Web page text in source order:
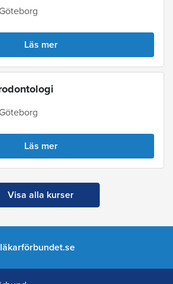
Göteborg
Läs mer
Göteborg
Läs mer
Visa alla kurser